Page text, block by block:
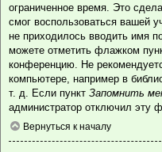
ограниченное время. Это
смог воспользоваться вашей
не приходилось вводить имя
можете отметить флажком
конференцию. Не
компьютере, например в
т. д. Если пункт Запомнить
администратор отключил эту
Вернуться к началу